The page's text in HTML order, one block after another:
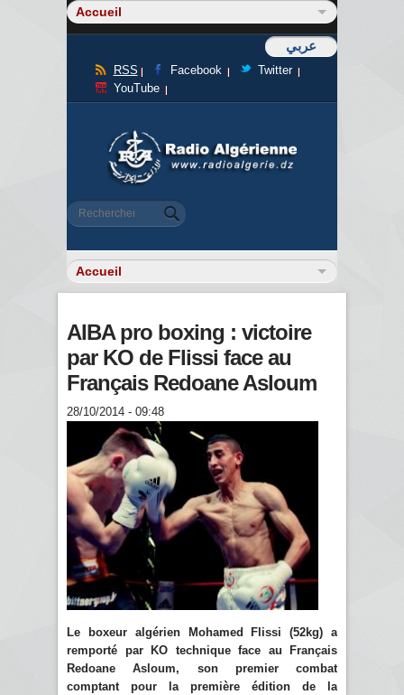
عربي
RSS Facebook
Twitter
YouTube
Formulaire de recherche
Rechercher
AIBA pro boxing : victoire
par KO de Flissi face au
Français Redoane Asloum
28/10/2014 - 09:48
Le boxeur algérien Mohamed Flissi (52kg) a
remporté par KO technique face au Français
Redoane Asloum, son premier combat
comptant pour la première édition de la